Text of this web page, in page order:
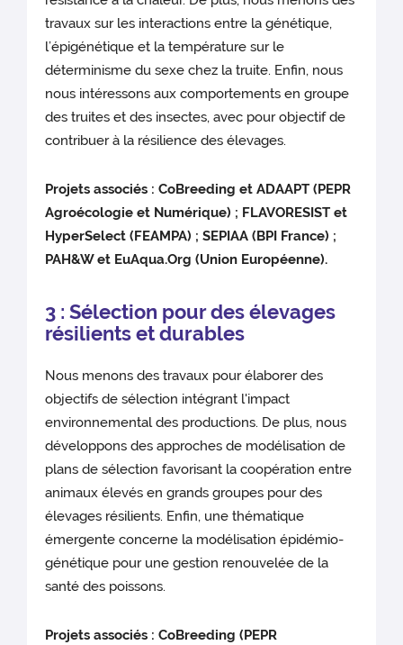
travaux sur les interactions entre la génétique,
l’épigénétique et la température sur le
déterminisme du sexe chez la truite. Enfin, nous
nous intéressons aux comportements en groupe
des truites et des insectes, avec pour objectif de
contribuer à la résilience des élevages.
Projets associés : CoBreeding et ADAAPT (PEPR
Agroécologie et Numérique) ; FLAVORESIST et
HyperSelect (FEAMPA) ; SEPIAA (BPI France) ;
PAH&W et EuAqua.Org (Union Européenne).
3 : Sélection pour des élevages
résilients et durables
Nous menons des travaux pour élaborer des
objectifs de sélection intégrant l'impact
environnemental des productions. De plus, nous
développons des approches de modélisation de
plans de sélection favorisant la coopération entre
animaux élevés en grands groupes pour des
élevages résilients. Enfin, une thématique
émergente concerne la modélisation épidémio-
génétique pour une gestion renouvelée de la
santé des poissons.
Projets associés : CoBreeding (PEPR